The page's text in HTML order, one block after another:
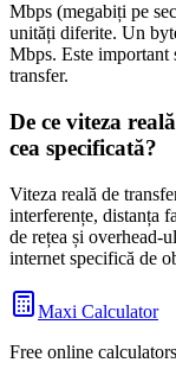
Mbps (megabiți pe
unități diferite. Un
Mbps. Este important
transfer.
De ce viteza
cea specificată?
Viteza reală de
interferențe, distanța
de rețea și overhead-
internet specifică de
Maxi Calculator
Free online